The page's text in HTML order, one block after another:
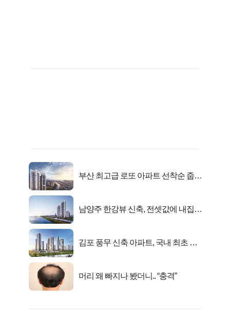
부산 최고급 로또 아파트 선착순 줍줍
남양주 한강뷰 신축, 전셋값에 내집마
김포 풍무 신축 아파트, 국내 최초 반
머리 왜 빠지나 봤더니.. “충격”